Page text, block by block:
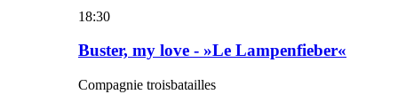
18:30
Buster, my love - »Le Lampenfieber«
Compagnie troisbatailles